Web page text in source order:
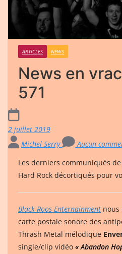
ARTICLES NEWS
News en
571
2 juillet 2019
Michel Serry
Aucun
Les derniers communiqués
Hard Rock décortiqués pour
Black Roos Enternainment nous
carte postale sonore des
Thrash Metal mélodique
single/clip vidéo « Abandon